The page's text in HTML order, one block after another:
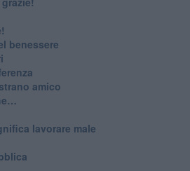
benessere
amico
lavorare male